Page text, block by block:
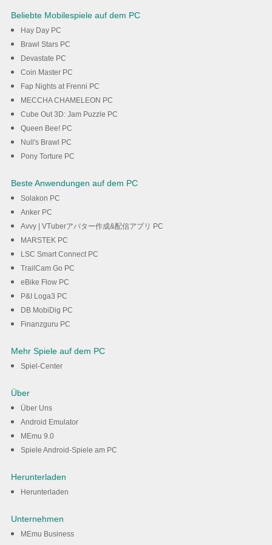
Beliebte Mobilespiele auf dem PC
Hay Day PC
Brawl Stars PC
Devastate PC
Coin Master PC
Fap Nights at Frenni PC
MECCHA CHAMELEON PC
Cube Out 3D: Jam Puzzle PC
Queen Bee! PC
Null's Brawl PC
Pony Torture PC
Beste Anwendungen auf dem PC
Solakon PC
Anker PC
Avvy | VTuberアバター作成&配信アプリ PC
MARSTEK PC
LSC Smart Connect PC
TrailCam Go PC
eBike Flow PC
P&I Loga3 PC
DB MobiDig PC
Finanzguru PC
Mehr Spiele auf dem PC
Spiel-Center
Über
Über Uns
Android Emulator
MEmu 9.0
Spiele Android-Spiele am PC
Herunterladen
Herunterladen
Unternehmen
MEmu Business